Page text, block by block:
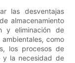
las desventajas
almacenamiento
y eliminación de
como
los procesos de
y la necesidad de